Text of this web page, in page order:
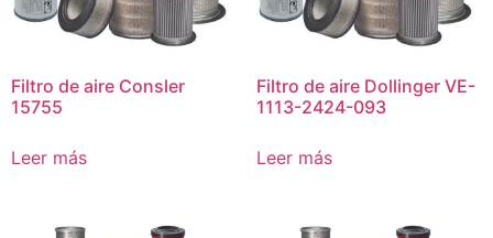
Filtro de aire Consler
15755
Leer más
Filtro de aire Dollinger VE-
1113-2424-093
Leer más